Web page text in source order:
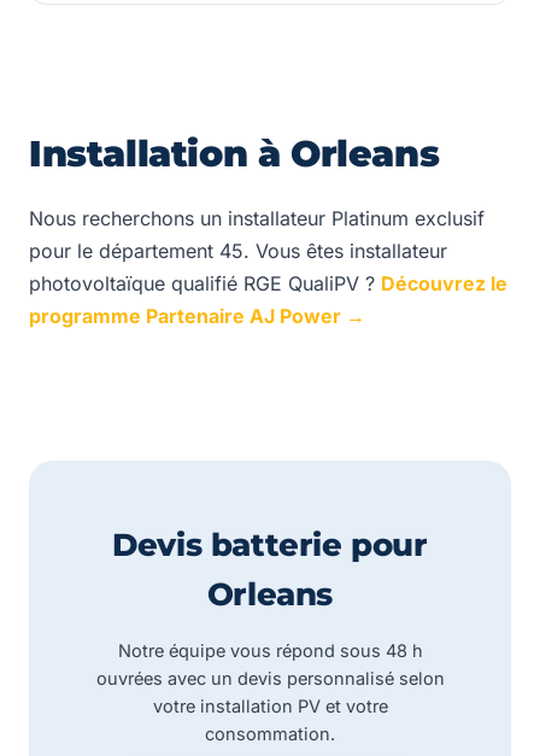
Installation à Orleans
Nous recherchons un installateur Platinum exclusif
pour le département 45. Vous êtes installateur
photovoltaïque qualifié RGE QualiPV ? Découvrez le
programme Partenaire AJ Power →
Devis batterie pour
Orleans
Notre équipe vous répond sous 48 h
ouvrées avec un devis personnalisé selon
votre installation PV et votre
consommation.